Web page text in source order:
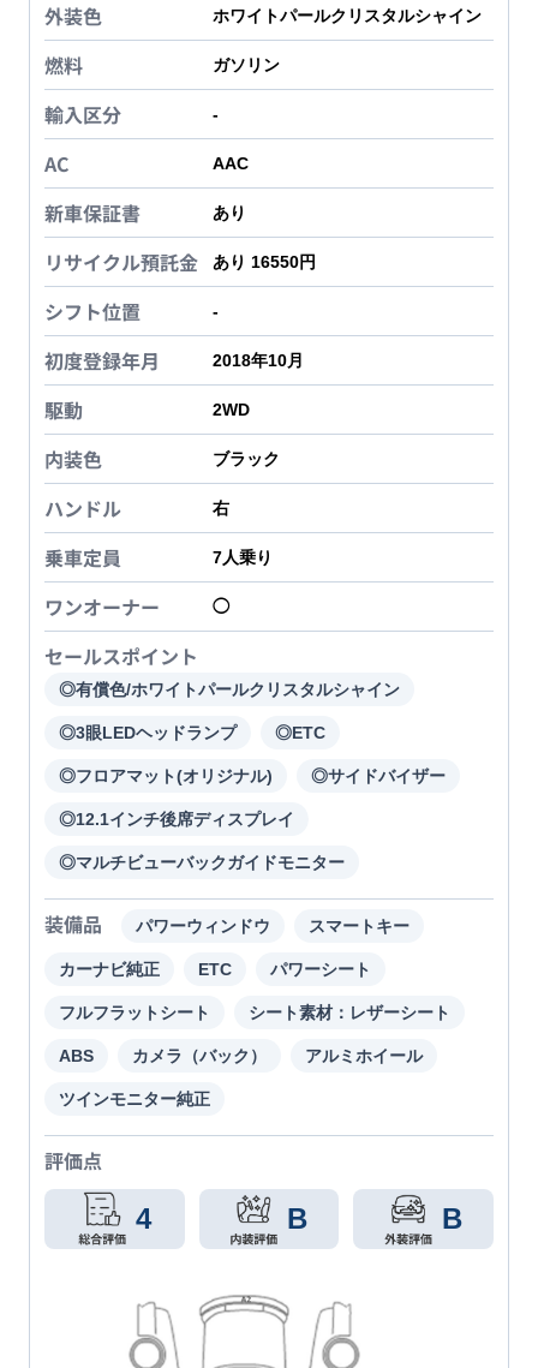
外装色 ホワイトパールクリスタルシャイン
燃料 ガソリン
輸入区分 -
AC AAC
新車保証書 あり
リサイクル預託金 あり 16550円
シフト位置 -
初度登録年月 2018年10月
駆動 2WD
内装色 ブラック
ハンドル 右
乗車定員 7人乗り
ワンオーナー ◯
セールスポイント
◎有償色/ホワイトパールクリスタルシャイン
◎3眼LEDヘッドランプ ◎ETC
◎フロアマット(オリジナル) ◎サイドバイザー
◎12.1インチ後席ディスプレイ
◎マルチビューバックガイドモニター
装備品 パワーウィンドウ スマートキー
カーナビ純正 ETC パワーシート
フルフラットシート シート素材：レザーシート
ABS カメラ（バック） アルミホイール
ツインモニター純正
評価点
4 B B